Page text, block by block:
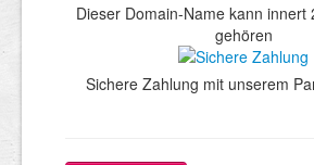
Dieser Domain-Name kann innert
gehören
Sichere Zahlung mit unserem